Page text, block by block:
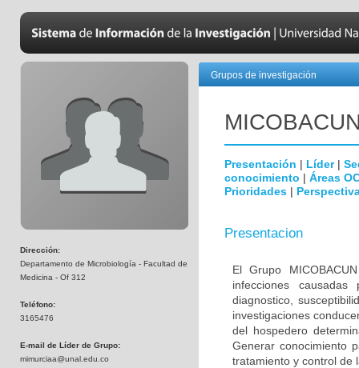
Dirección:
Departamento de Microbiología - Facultad de
Medicina - Of 312
Teléfono:
3165476
E-mail de Líder de Grupo:
mimurciaa@unal.edu.co
Grupos de investigación
Presentación | Líder|
conocimiento | Áreas
Prioridades |
Presentacion
El Grupo
infecciones
diagnostico,
investigaciones
del hospedero
Generar conocimiento
tratamiento y control de